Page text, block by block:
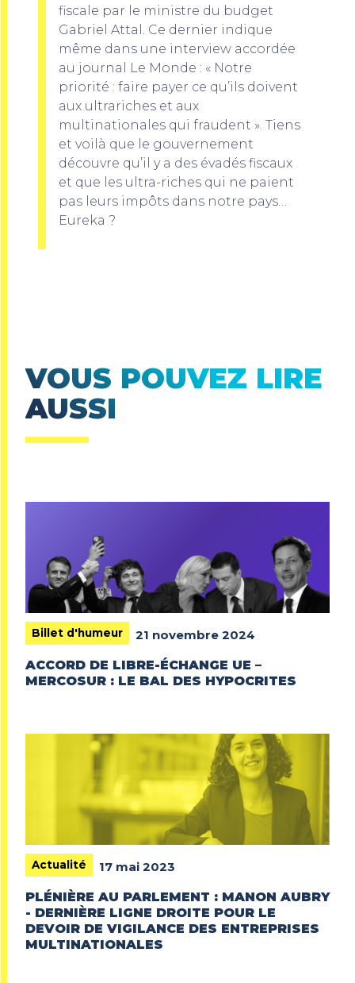
fiscale par le ministre du budget
Gabriel Attal. Ce dernier indique
même dans une interview accordée
au journal Le Monde : « Notre
priorité : faire payer ce qu’ils doivent
aux ultrariches et aux
multinationales qui fraudent ». Tiens
et voilà que le gouvernement
découvre qu’il y a des évadés fiscaux
et que les ultra-riches qui ne paient
pas leurs impôts dans notre pays…
Eureka ?
VOUS POUVEZ LIRE
AUSSI
Billet d'humeur
21 novembre 2024
ACCORD DE LIBRE-ÉCHANGE UE –
MERCOSUR : LE BAL DES HYPOCRITES
Actualité
17 mai 2023
PLÉNIÈRE AU PARLEMENT : MANON AUBRY
- DERNIÈRE LIGNE DROITE POUR LE
DEVOIR DE VIGILANCE DES ENTREPRISES
MULTINATIONALES